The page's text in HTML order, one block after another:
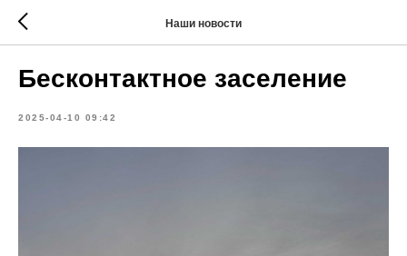
Наши новости
Бесконтактное заселение
2025-04-10 09:42